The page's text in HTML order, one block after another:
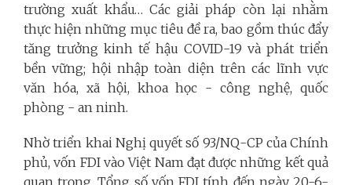
trường xuất khẩu… Các giải pháp còn lại nhằm
thực hiện những mục tiêu đề ra, bao gồm thúc đẩy
tăng trưởng kinh tế hậu COVID-19 và phát triển
bền vững; hội nhập toàn diện trên các lĩnh vực
văn hóa, xã hội, khoa học - công nghệ, quốc
phòng - an ninh.
Nhờ triển khai Nghị quyết số 93/NQ-CP của Chính
phủ, vốn FDI vào Việt Nam đạt được những kết quả
quan trọng. Tổng số vốn FDI tính đến ngày 20-6-